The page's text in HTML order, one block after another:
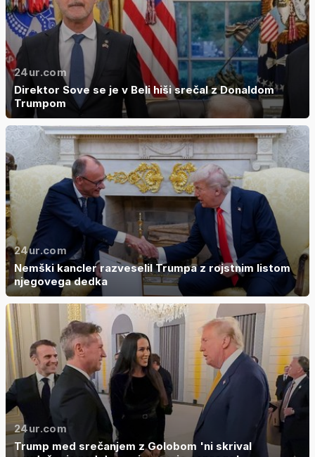
24ur.com
Direktor Sove se je v Beli hiši srečal z Donaldom
Trumpom
24ur.com
Nemški kancler razveselil Trumpa z rojstnim listom
njegovega dedka
24ur.com
Trump med srečanjem z Golobom 'ni skrival